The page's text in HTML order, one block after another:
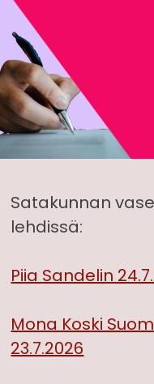
Satakunnan
lehdissä:
Piia Sandelin
Mona Koski
23.7.2026